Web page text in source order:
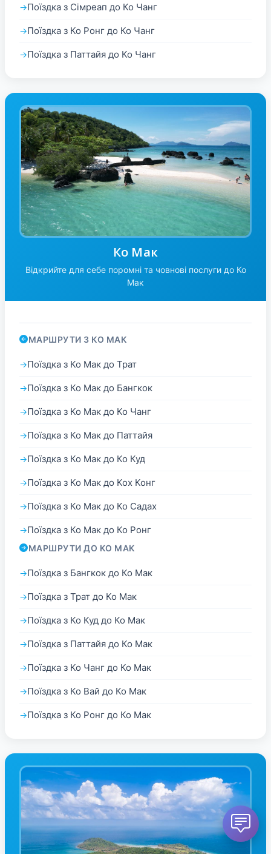
Поїздка з Сімреап до Ко Чанг
Поїздка з Ко Ронг до Ко Чанг
Поїздка з Паттайя до Ко Чанг
Ко Мак
Відкрийте для себе поромні та човнові послуги до Ко
Мак
МАРШРУТИ З КО МАК
Поїздка з Ко Мак до Трат
Поїздка з Ко Мак до Бангкок
Поїздка з Ко Мак до Ко Чанг
Поїздка з Ко Мак до Паттайя
Поїздка з Ко Мак до Ко Куд
Поїздка з Ко Мак до Кох Конг
Поїздка з Ко Мак до Ко Садах
Поїздка з Ко Мак до Ко Ронг
МАРШРУТИ ДО КО МАК
Поїздка з Бангкок до Ко Мак
Поїздка з Трат до Ко Мак
Поїздка з Ко Куд до Ко Мак
Поїздка з Паттайя до Ко Мак
Поїздка з Ко Чанг до Ко Мак
Поїздка з Ко Вай до Ко Мак
Поїздка з Ко Ронг до Ко Мак